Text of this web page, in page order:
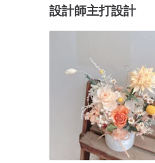
設計師主打設計